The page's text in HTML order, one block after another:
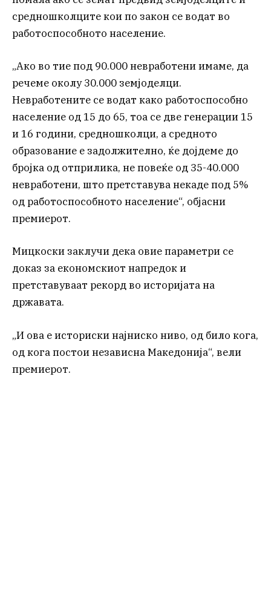
средношколците кои по закон се водат во
работоспособното население.
„Ако во тие под 90.000 невработени имаме, да
речеме околу 30.000 земјоделци.
Невработените се водат како работоспособно
население од 15 до 65, тоа се две генерации 15
и 16 години, средношколци, а средното
образование е задолжително, ќе дојдеме до
бројка од отприлика, не повеќе од 35-40.000
невработени, што претставува некаде под 5%
од работоспособното население“, објасни
премиерот.
Мицкоски заклучи дека овие параметри се
доказ за економскиот напредок и
претставуваат рекорд во историјата на
државата.
„И ова е историски најниско ниво, од било кога,
од кога постои независна Македонија“, вели
премиерот.